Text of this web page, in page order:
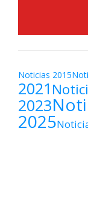
Noticias 2015
2021
2023
2025